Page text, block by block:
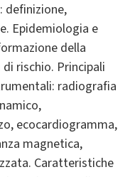
definizione,
Epidemiologia e
della
rischio. Principali
radiografia
ecocardiogramma,
magnetica,
Caratteristiche